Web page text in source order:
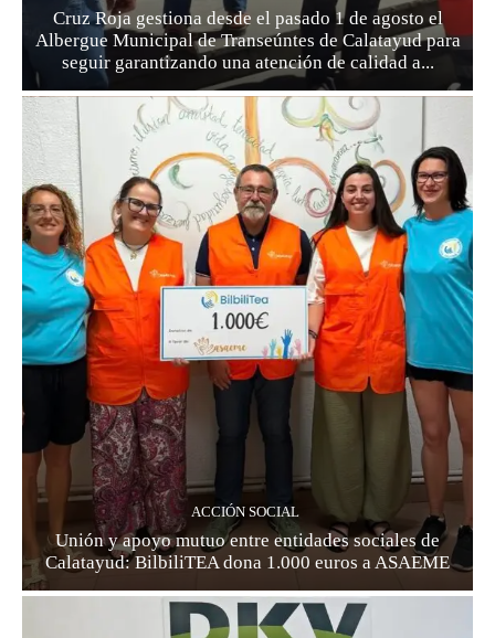
Cruz Roja gestiona desde el pasado 1 de agosto el
Albergue Municipal de Transeúntes de Calatayud para
seguir garantizando una atención de calidad a...
ACCIÓN SOCIAL
Unión y apoyo mutuo entre entidades sociales de
Calatayud: BilbiliTEA dona 1.000 euros a ASAEME